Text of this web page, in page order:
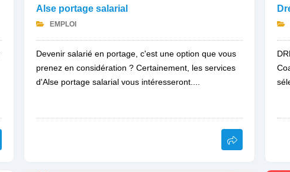
Alse portage salarial
EMPLOI
Devenir salarié en portage, c'est une option que vous
prenez en considération ? Certainement, les services
d'Alse portage salarial vous intéresseront....